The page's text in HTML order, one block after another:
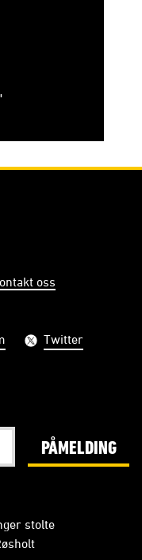
oss
Twitter
PÅMELDING
stolte